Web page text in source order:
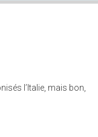
l’Italie, mais bon,